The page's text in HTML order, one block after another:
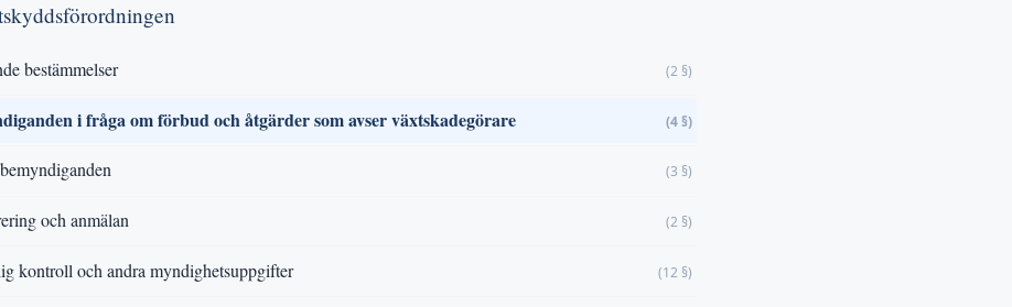
bestämmelser (2 §)
i fråga om förbud och åtgärder som avser växtskadegörare (4 §)
(3 §)
och anmälan (2 §)
kontroll och andra myndighetsuppgifter (12 §)